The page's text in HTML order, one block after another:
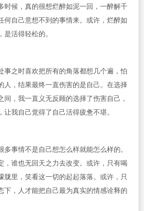
时候，真的很想烂醉如泥一回，一醉解千
何自己意想不到的事情来。或许，烂醉如
是活得轻松的。
之时喜欢把所有的角落都想几个遍，怕
人，结果最终一直伤害的是自己。在选择
间，我一直义无反顾的选择了伤害自己，
让我自己觉得了自己活得疲惫不堪。
事情不是自己想怎么样就能怎么样的。
，谁也无回天之力去改变。或许，只有喝
胧里，笑看这一切的起起落落。或许，只
下，人才能把自己最为真实的情感诠释的